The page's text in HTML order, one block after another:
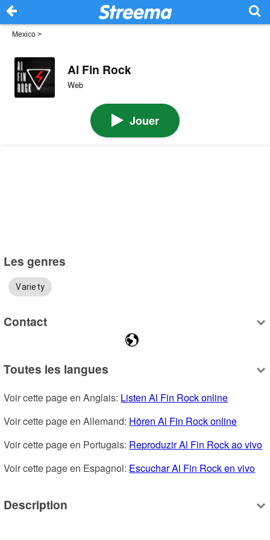
Mexico >
Al Fin Rock
Web
Jouer
Les genres
Variety
Contact
Toutes les langues
Voir cette page en Anglais: Listen Al Fin Rock online
Voir cette page en Allemand: Hören Al Fin Rock online
Voir cette page en Portugais: Reproduzir Al Fin Rock ao vivo
Voir cette page en Espagnol: Escuchar Al Fin Rock en vivo
Description